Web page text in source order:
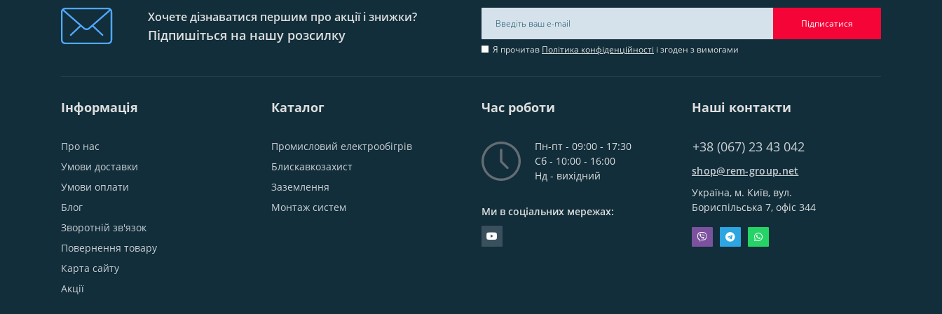
Хочете дізнаватися першим про акції і знижки?
Підпишіться на нашу розсилку
Підписатися
Я прочитав Політика конфіденційності і згоден з вимогами
Інформація
Про нас
Умови доставки
Умови оплати
Блог
Зворотній зв'язок
Повернення товару
Карта сайту
Акції
Каталог
Промисловий електрообігрів
Блискавкозахист
Заземлення
Монтаж систем
Час роботи
Пн-пт - 09:00 - 17:30
Сб - 10:00 - 16:00
Нд - вихідний
Ми в соціальних мережах:
Наші контакти
+38 (067) 23 43 042
shop@rem-group.net
Україна, м. Київ, вул.
Бориспільська 7, офіс 344